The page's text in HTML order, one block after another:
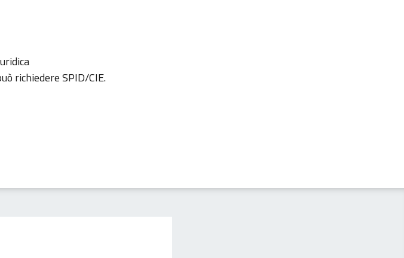
richiedere SPID/CIE.